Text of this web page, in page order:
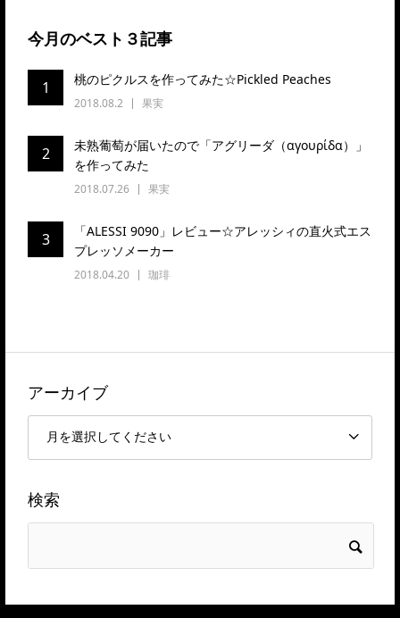
今月のベスト３記事
1 桃のピクルスを作ってみた☆Pickled Peaches
2018.08.2 果実
2
未熟葡萄が届いたので「アグリーダ（αγουρίδα）」
を作ってみた
2018.07.26 果実
3
「ALESSI 9090」レビュー☆アレッシィの直火式エス
プレッソメーカー
2018.04.20 珈琲
アーカイブ
検索